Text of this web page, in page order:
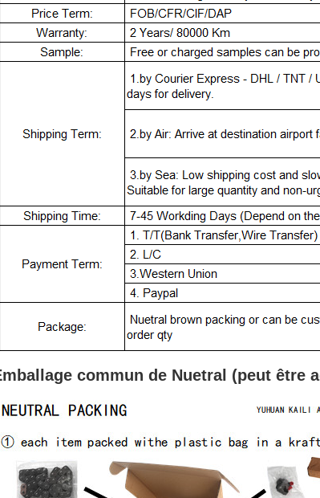
commun de Nuetral (peut être